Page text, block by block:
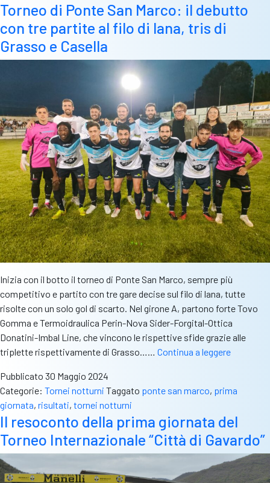
Torneo di Ponte San Marco: il debutto
con tre partite al filo di lana, tris di
Grasso e Casella
Inizia con il botto il torneo di Ponte San Marco, sempre più
competitivo e partito con tre gare decise sul filo di lana, tutte
risolte con un solo gol di scarto. Nel girone A, partono forte Tovo
Gomma e Termoidraulica Perin-Nova Sider-Forgital-Ottica
Donatini-Imbal Line, che vincono le rispettive sfide grazie alle
triplette rispettivamente di Grasso…… Continua a leggereTorneo
San
il
debutto
con
Pubblicato 30 Maggio 2024
Categorie: Tornei notturni Taggato ponte san marco, prima
giornata, risultati, tornei notturni
Il resoconto della prima giornata del
Torneo Internazionale “Città di Gavardo”